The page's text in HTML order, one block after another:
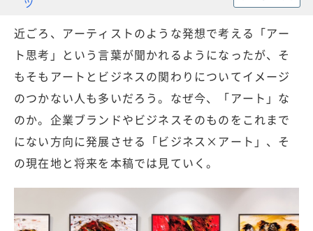
ツ
近ごろ、アーティストのような発想で考える「アー
ト思考」という言葉が聞かれるようになったが、そ
もそもアートとビジネスの関わりについてイメージ
のつかない人も多いだろう。なぜ今、「アート」な
のか。企業ブランドやビジネスそのものをこれまで
にない方向に発展させる「ビジネス×アート」、そ
の現在地と将来を本稿では見ていく。